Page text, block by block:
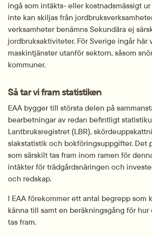
ingå som intäkts- eller kostnadsmässigt
inte kan skiljas från
verksamheter benämns Sekundära ej
jordbruksaktiviteter. För Sverige ingår här
maskintjänster utanför sektorn, såsom
kommuner.
Så tar vi fram statistiken
EAA bygger till största delen på
bearbetningar av redan befintligt
Lantbruks­registret (LBR),
slakstatistik och bokföringsuppgifter. Det
som särskilt tas fram inom ramen för
intäkter för trädgårdsnäringen och
och redskap.
I EAA förekommer ett antal begrepp som
känna till samt en beräkningsgång för
tas fram.